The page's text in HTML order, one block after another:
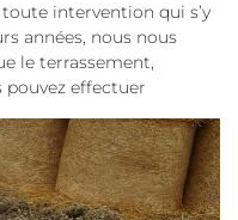
intervention qui s’y
années, nous nous
le terrassement,
pouvez effectuer